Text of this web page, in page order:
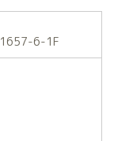
1657-6-1F